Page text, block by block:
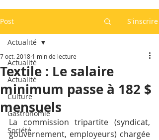
Post S'inscrire
Actualité
Actualité
Culture
Gastronomie
Société
Actualité
Textile : Le salaire
minimum passe à 182 $
mensuels
7 oct. 2018 1 min de lecture
La commission tripartite (syndicat,
gouvernement, employeurs) chargée